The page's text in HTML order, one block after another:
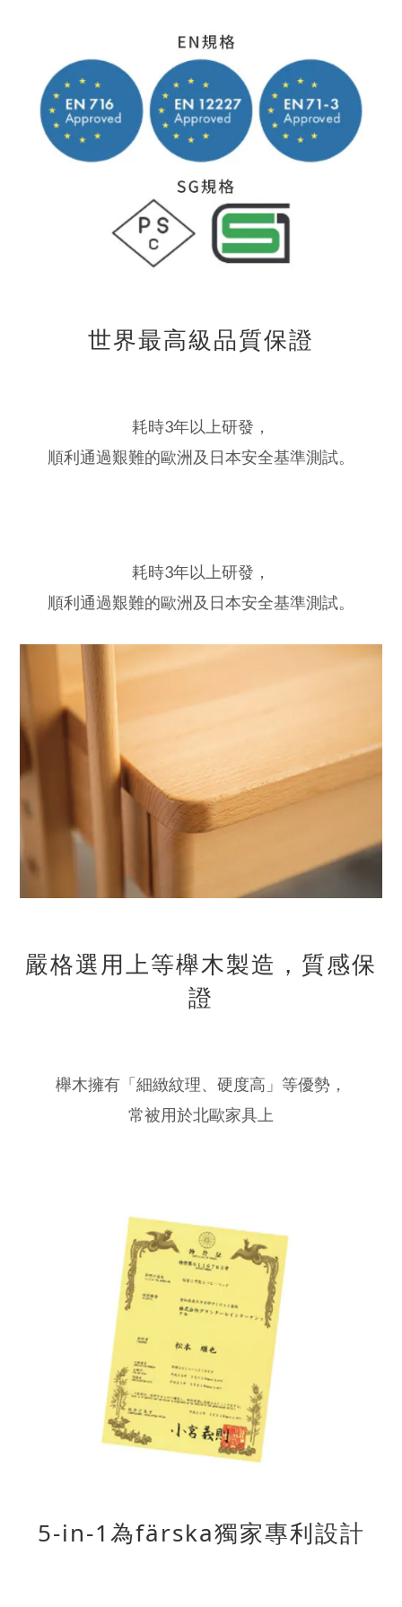
世界最高級品質保證
耗時3年以上研發，
順利通過艱難的歐洲及日本安全基準測試。
耗時3年以上研發，
順利通過艱難的歐洲及日本安全基準測試。
嚴格選用上等櫸木製造，質感保
證
櫸木擁有「細緻紋理、硬度高」等優勢，
常被用於北歐家具上
5-in-1為färska獨家專利設計